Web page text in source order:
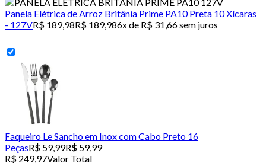
Panela Elétrica de Arroz Britânia Prime PA10 Preta 10 Xícaras
- 127VR$ 189,98R$ 189,986x de R$ 31,66 sem juros
Faqueiro Le Sancho em Inox com Cabo Preto 16
PeçasR$ 59,99R$ 59,99
R$ 249,97Valor Total